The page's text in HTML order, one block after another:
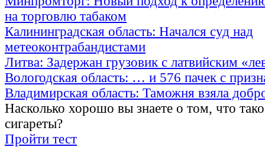
на торговлю табаком
Калининградская область: Начался суд над
метеоконтрабандистами
Литва: Задержан грузовик с латвийским
Вологодская область: … и 576 пачек с
Владимирская область: Таможня взяла
Насколько хорошо вы знаете о том, что
сигареты?
Пройти тест